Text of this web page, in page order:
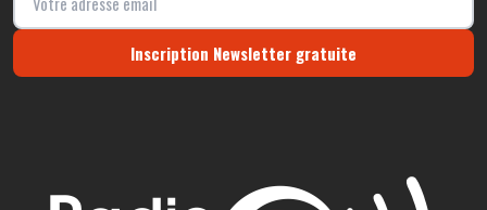
Inscription Newsletter gratuite